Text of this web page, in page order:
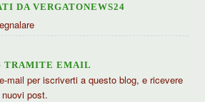
DA VERGATONEWS24
TRAMITE EMAIL
mail per iscriverti a questo blog, e ricevere
post.